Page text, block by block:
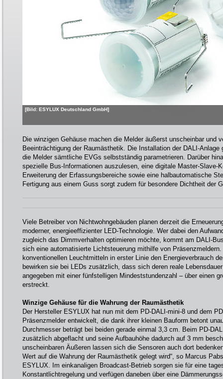
[Bild: ESYLUX Deutschland GmbH]
Die winzigen Gehäuse machen die Melder äußerst unscheinbar und
Beeinträchtigung der Raumästhetik. Die Installation der DALI-Anlage
die Melder sämtliche EVGs selbstständig parametrieren. Darüber
spezielle Bus-Informationen auszulesen, eine digitale Master-Slave-
Erweiterung der Erfassungsbereiche sowie eine halbautomatische
Fertigung aus einem Guss sorgt zudem für besondere Dichtheit der
Viele Betreiber von Nichtwohngebäuden planen derzeit die
moderner, energieeffizienter LED-Technologie. Wer dabei den
zugleich das Dimmverhalten optimieren möchte, kommt am DALI-
sich eine automatisierte Lichtsteuerung mithilfe von
konventionellen Leuchtmitteln in erster Linie den Energieverbrauch
bewirken sie bei LEDs zusätzlich, dass sich deren reale
angegeben mit einer fünfstelligen Mindeststundenzahl – über einen
erstreckt.
Winzige Gehäuse für die Wahrung der Raumästhetik
Der Hersteller ESYLUX hat nun mit dem PD-DALI-mini-8 und dem
Präsenzmelder entwickelt, die dank ihrer kleinen Bauform betont
Durchmesser beträgt bei beiden gerade einmal 3,3 cm. Beim PD-
zusätzlich abgeflacht und seine Aufbauhöhe dadurch auf 3 mm
unscheinbaren Äußeren lassen sich die Sensoren auch dort
Wert auf die Wahrung der Raumästhetik gelegt wird“, so Marcus
ESYLUX. Im einkanaligen Broadcast-Betrieb sorgen sie für eine
Konstantlichtregelung und verfügen daneben über eine